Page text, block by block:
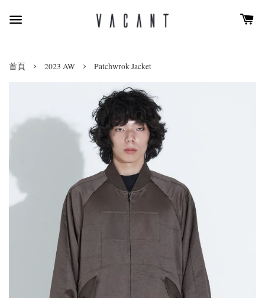
首頁 › 2023 AW › Patchwrok Jacket